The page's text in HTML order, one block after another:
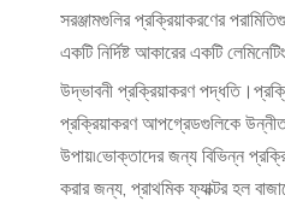
সরঞ্জামগুলির প্রক্রিয়াকরণের
একটি নির্দিষ্ট আকারের একটি
উদ্ভাবনী প্রক্রিয়াকরণ
প্রক্রিয়াকরণ আপগ্রেডগুলিকে
উপায়৷ভোক্তাদের জন্য বিভিন্ন
করার জন্য, প্রাথমিক ফ্যাক্টর হল